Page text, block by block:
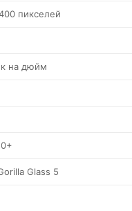
пикселей
на дюйм
Glass 5